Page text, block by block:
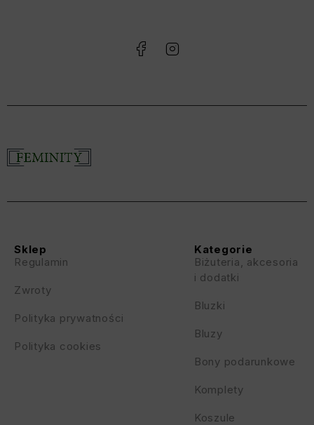
Kategorie
Biżuteria, akcesoria
i dodatki
Bluzki
Bluzy
Bony podarunkowe
Komplety
Koszule
Sklep
Regulamin
Zwroty
Polityka prywatności
Polityka cookies